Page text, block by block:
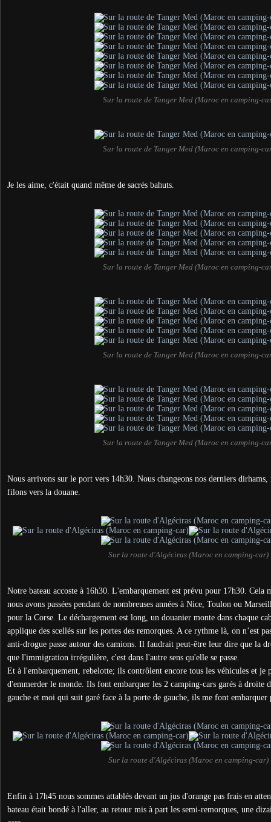
Sur la route de Tanger Med (Maroc en camping-
Sur la route de Tanger Med (Maroc en camping-
Je les aime, c'était quand même de sacrés bahuts.
Sur la route de Tanger Med (Maroc en camping-
Sur la route de Tanger Med (Maroc en camping-
Sur la route de Tanger Med (Maroc en camping-
Nous arrivons sur le port vers 14h30. Nous changeons nos derniers
filons vers la douane.
Sur la route d'Algéciras (Maroc en camping-car)
Notre bateau accoste à 16h30. L'embarquement est prévu pour 17h30. Cela
nous avons passées pendant de nombreuses années à Nice, Toulon ou
pour la Corse. Le déchargement est long, un douanier monte dans chaque
applique des scellés sur les portes des remorques. A ce rythme là, on n’est
anti-drogue passe autour des camions. Il faudrait peut-être leur dire que la
que l'immigration irrégulière, c'est dans l'autre sens qu'elle se passe.
Et à l'embarquement, rebelotte; ils contrôlent encore tous les véhicules et je
d'emmerder le monde. Ils font embarquer les 2 camping-cars garés à droite
gauche et moi qui suit garé face à la porte de gauche, ils me font
Sur la route d'Algéciras (Maroc en camping-car)
Enfin à 17h45 nous sommes attablés devant un jus d'orange pas frais en
bateau était bondé à l'aller, au retour mis à part les semi-remorques, une